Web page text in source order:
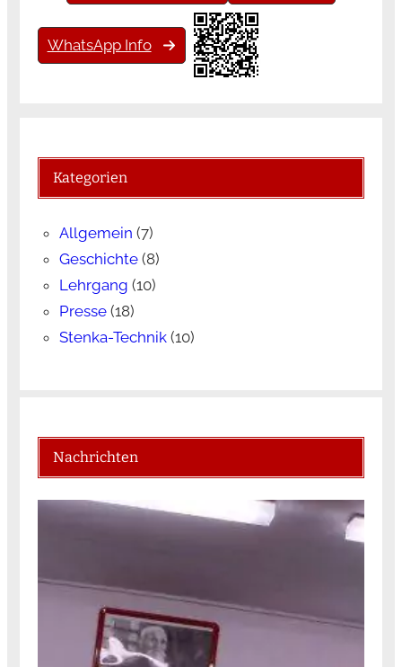
WhatsApp Info
Kategorien
Allgemein (7)
Geschichte(8)
Lehrgang (10)
Presse(18)
Stenka-Technik(10)
Nachrichten